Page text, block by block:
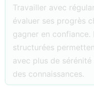
Travailler avec
évaluer ses progrès
gagner en confiance.
structurées
avec plus de
des connaissances.